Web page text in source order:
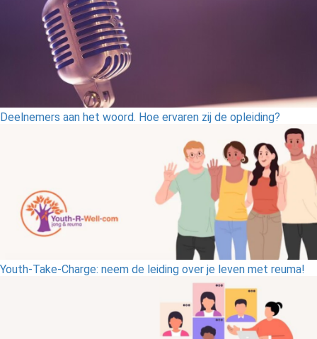
Deelnemers aan het woord. Hoe ervaren zij de opleiding?
Youth-Take-Charge: neem de leiding over je leven met reuma!